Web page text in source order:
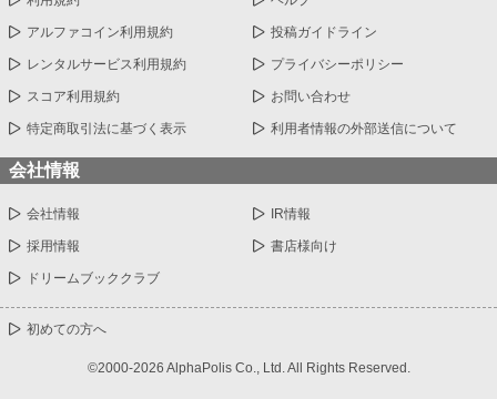
アルファコイン利用規約 投稿ガイドライン
レンタルサービス利用規約 プライバシーポリシー
スコア利用規約 お問い合わせ
特定商取引法に基づく表示 利用者情報の外部送信について
会社情報
会社情報 IR情報
採用情報 書店様向け
ドリームブッククラブ
初めての方へ
©2000-2026 AlphaPolis Co., Ltd. All Rights Reserved.